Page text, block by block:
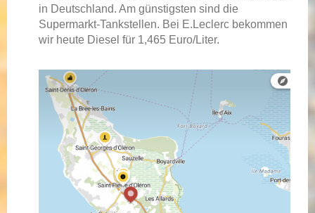
in Deutschland. Am günstigsten sind die
Supermarkt-Tankstellen. Bei E.Leclerc bekommen
wir heute Diesel für 1,465 Euro/Liter.